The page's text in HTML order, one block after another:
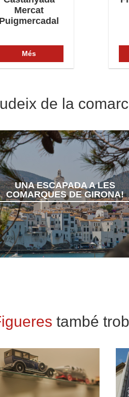
Mercat
Puigmercadal
Més
de la
UNA ESCAPADA A LES
COMARQUES DE GIRONA!
també